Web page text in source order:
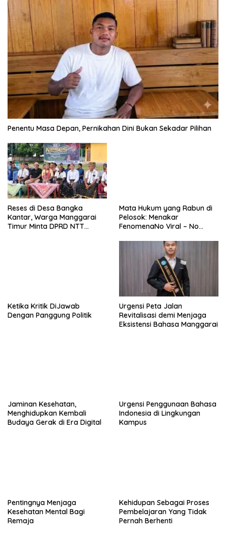
Penentu Masa Depan, Pernikahan Dini Bukan Sekadar Pilihan
Reses di Desa Bangka
Kantar, Warga Manggarai
Timur Minta DPRD NTT
Mata Hukum yang Rabun di
Pelosok: Menakar
FenomenaNo Viral – No
Ketika Kritik DiJawab
Dengan Panggung Politik
Urgensi Peta Jalan
Revitalisasi demi Menjaga
Eksistensi Bahasa Manggarai
Jaminan Kesehatan,
Menghidupkan Kembali
Budaya Gerak di Era Digital
Urgensi Penggunaan Bahasa
Indonesia di Lingkungan
Kampus
Pentingnya Menjaga
Kesehatan Mental Bagi
Remaja
Kehidupan Sebagai Proses
Pembelajaran Yang Tidak
Pernah Berhenti